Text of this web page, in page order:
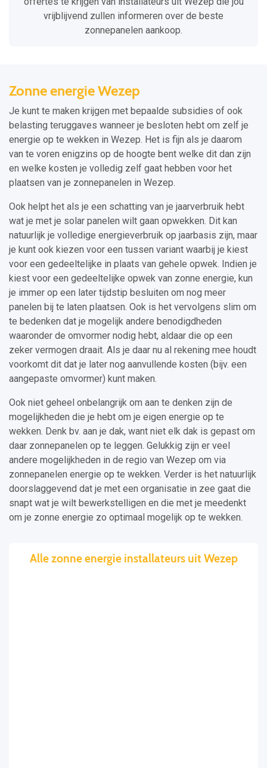
vrijblijvend zullen informeren over de beste
zonnepanelen aankoop.
Zonne energie Wezep
Je kunt te maken krijgen met bepaalde subsidies of ook
belasting teruggaves wanneer je besloten hebt om zelf je
energie op te wekken in Wezep. Het is fijn als je daarom
van te voren enigzins op de hoogte bent welke dit dan zijn
en welke kosten je volledig zelf gaat hebben voor het
plaatsen van je zonnepanelen in Wezep.
Ook helpt het als je een schatting van je jaarverbruik hebt
wat je met je solar panelen wilt gaan opwekken. Dit kan
natuurlijk je volledige energieverbruik op jaarbasis zijn, maar
je kunt ook kiezen voor een tussen variant waarbij je kiest
voor een gedeeltelijke in plaats van gehele opwek. Indien je
kiest voor een gedeeltelijke opwek van zonne energie, kun
je immer op een later tijdstip besluiten om nog meer
panelen bij te laten plaatsen. Ook is het vervolgens slim om
te bedenken dat je mogelijk andere benodigdheden
waaronder de omvormer nodig hebt, aldaar die op een
zeker vermogen draait. Als je daar nu al rekening mee houdt
voorkomt dit dat je later nog aanvullende kosten (bijv. een
aangepaste omvormer) kunt maken.
Ook niet geheel onbelangrijk om aan te denken zijn de
mogelijkheden die je hebt om je eigen energie op te
wekken. Denk bv. aan je dak, want niet elk dak is gepast om
daar zonnepanelen op te leggen. Gelukkig zijn er veel
andere mogelijkheden in de regio van Wezep om via
zonnepanelen energie op te wekken. Verder is het natuurlijk
doorslaggevend dat je met een organisatie in zee gaat die
snapt wat je wilt bewerkstelligen en die met je meedenkt
om je zonne energie zo optimaal mogelijk op te wekken.
Alle zonne energie installateurs uit Wezep